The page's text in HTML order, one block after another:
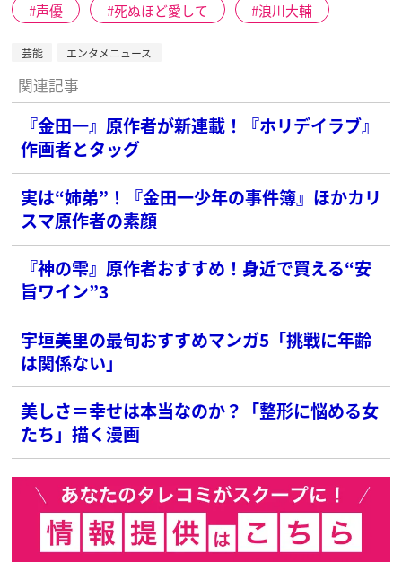
声優 死ぬほど愛して 浪川大輔
芸能 エンタメニュース
関連記事
『金田一』原作者が新連載！『ホリデイラブ』
作画者とタッグ
実は“姉弟”！『金田一少年の事件簿』ほかカリ
スマ原作者の素顔
『神の雫』原作者おすすめ！身近で買える“安
旨ワイン”3
宇垣美里の最旬おすすめマンガ5「挑戦に年齢
は関係ない」
美しさ＝幸せは本当なのか？「整形に悩める女
たち」描く漫画